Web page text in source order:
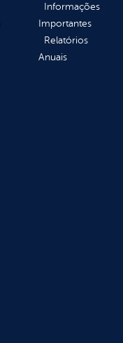
Informações
Importantes
Relatórios
Anuais